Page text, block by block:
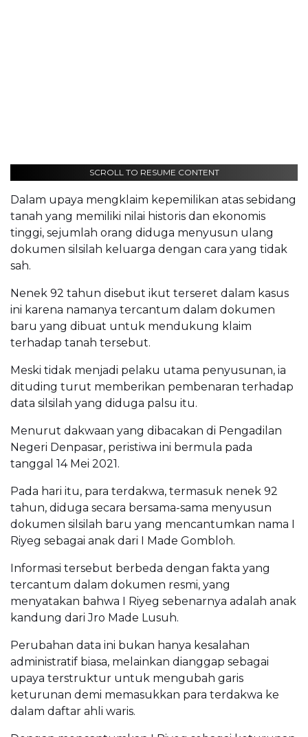
SCROLL TO RESUME CONTENT
Dalam upaya mengklaim kepemilikan atas sebidang
tanah yang memiliki nilai historis dan ekonomis
tinggi, sejumlah orang diduga menyusun ulang
dokumen silsilah keluarga dengan cara yang tidak
sah.
Nenek 92 tahun disebut ikut terseret dalam kasus
ini karena namanya tercantum dalam dokumen
baru yang dibuat untuk mendukung klaim
terhadap tanah tersebut.
Meski tidak menjadi pelaku utama penyusunan, ia
dituding turut memberikan pembenaran terhadap
data silsilah yang diduga palsu itu.
Menurut dakwaan yang dibacakan di Pengadilan
Negeri Denpasar, peristiwa ini bermula pada
tanggal 14 Mei 2021.
Pada hari itu, para terdakwa, termasuk nenek 92
tahun, diduga secara bersama-sama menyusun
dokumen silsilah baru yang mencantumkan nama I
Riyeg sebagai anak dari I Made Gombloh.
Informasi tersebut berbeda dengan fakta yang
tercantum dalam dokumen resmi, yang
menyatakan bahwa I Riyeg sebenarnya adalah anak
kandung dari Jro Made Lusuh.
Perubahan data ini bukan hanya kesalahan
administratif biasa, melainkan dianggap sebagai
upaya terstruktur untuk mengubah garis
keturunan demi memasukkan para terdakwa ke
dalam daftar ahli waris.